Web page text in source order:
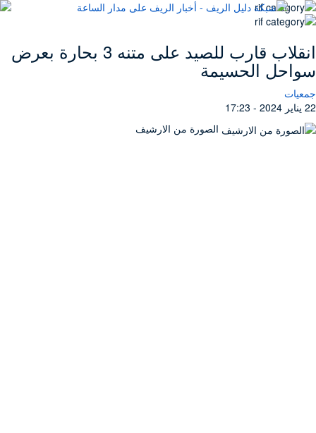
انقلاب قارب للصيد على متنه 3 بحارة بعرض
سواحل الحسيمة
جمعيات
22 يناير 2024 - 17:23
الصورة من الارشيف